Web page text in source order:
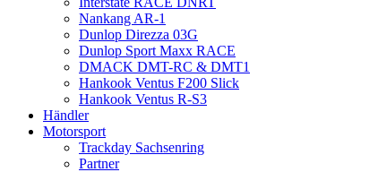
Nankang AR-1
Dunlop Direzza 03G
Dunlop Sport Maxx RACE
DMACK DMT-RC & DMT1
Hankook Ventus F200 Slick
Hankook Ventus R-S3
Händler
Motorsport
Trackday Sachsenring
Partner